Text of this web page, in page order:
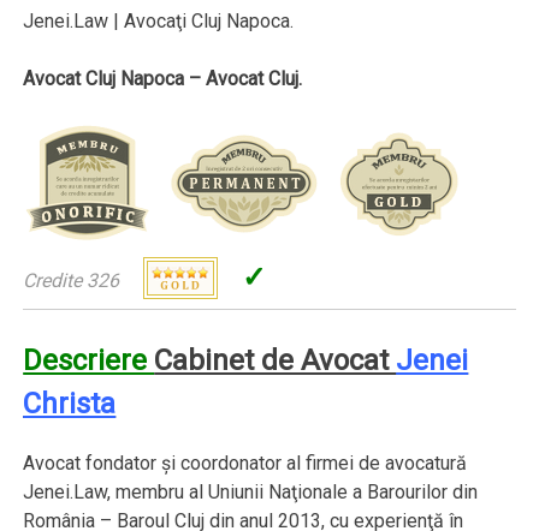
Jenei.Law | Avocaţi Cluj Napoca.
Avocat Cluj Napoca – Avocat Cluj.
Credite 326 ✓
Descriere Cabinet de Avocat Jenei
Christa
Avocat fondator şi coordonator al firmei de avocatură
Jenei.Law, membru al Uniunii Naţionale a Barourilor din
România – Baroul Cluj din anul 2013, cu experienţă în